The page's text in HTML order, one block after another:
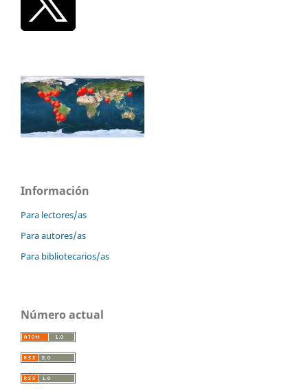
Información
Para lectores/as
Para autores/as
Para bibliotecarios/as
Número actual